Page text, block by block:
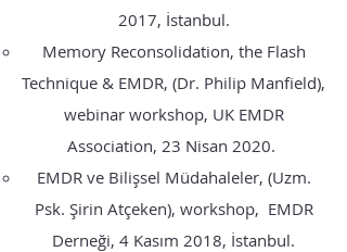
2017, İstanbul.
Memory Reconsolidation, the Flash
Technique & EMDR, (Dr. Philip Manfield),
webinar workshop, UK EMDR
Association, 23 Nisan 2020.
EMDR ve Bilişsel Müdahaleler, (Uzm.
Psk. Şirin Atçeken), workshop, EMDR
Derneği, 4 Kasım 2018, İstanbul.